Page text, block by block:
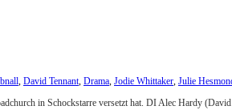
, David Tennant, Drama, Jodie Whittaker, Julie
in Schockstarre versetzt hat. DI Alec Hardy